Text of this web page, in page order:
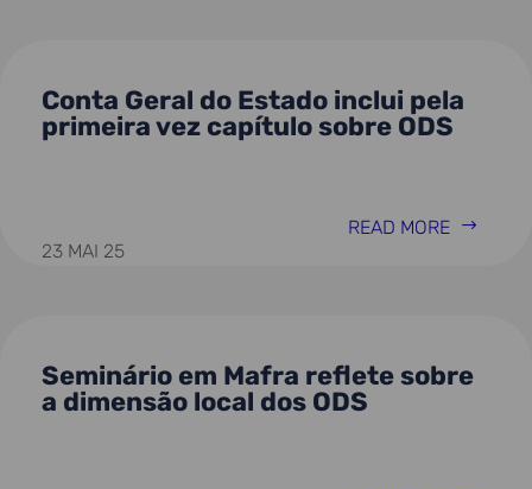
Conta Geral do Estado inclui pela
primeira vez capítulo sobre ODS
23 MAI 25
READ MORE
Seminário em Mafra reflete sobre
a dimensão local dos ODS